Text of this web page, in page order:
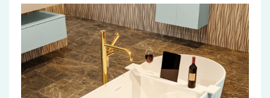
Radiatoren
Accessoires
Installatiemateriaal
Klimaatbeheersing